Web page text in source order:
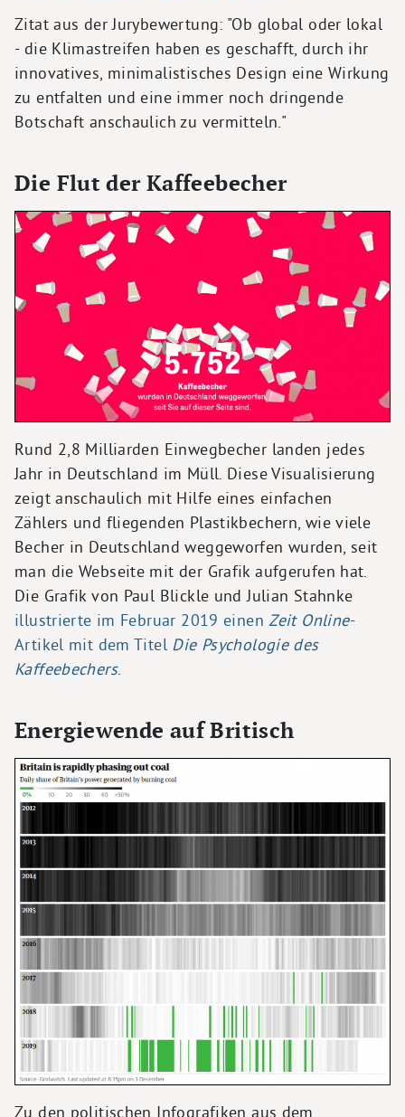
Zitat aus der Jurybewertung: "Ob global oder lokal
- die Klimastreifen haben es geschafft, durch ihr
innovatives, minimalistisches Design eine Wirkung
zu entfalten und eine immer noch dringende
Botschaft anschaulich zu vermitteln."
Die Flut der Kaffeebecher
Rund 2,8 Milliarden Einwegbecher landen jedes
Jahr in Deutschland im Müll. Diese Visualisierung
zeigt anschaulich mit Hilfe eines einfachen
Zählers und fliegenden Plastikbechern, wie viele
Becher in Deutschland weggeworfen wurden, seit
man die Webseite mit der Grafik aufgerufen hat.
Die Grafik von Paul Blickle und Julian Stahnke
illustrierte im Februar 2019 einenZeit Online-
Artikel mit dem Titel Die Psychologie des
Kaffeebechers.
Energiewende auf Britisch
Zu den politischen Infografiken aus dem